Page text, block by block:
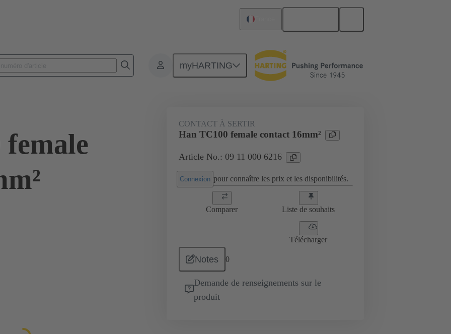
myHARTING
Contacts Électrique 09 11 000 6216
CONTACT À SERTIR
Han TC100 female contact 16mm²
Article No.: 09 11 000 6216
Connexion pour connaître les prix et les disponibilités.
Comparer Liste de souhaits
Télécharger
Notes 0
Demande de renseignements sur le
produit